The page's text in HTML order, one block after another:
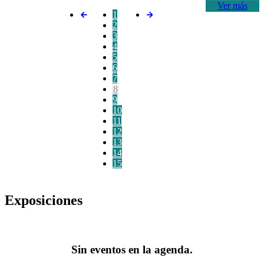
Ver más
1
2
3
4
5
6
7
8
9
10
11
12
13
14
15
Exposiciones
Sin eventos en la agenda.